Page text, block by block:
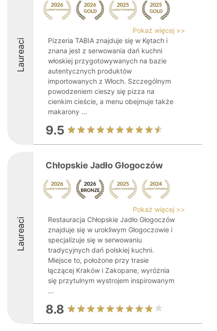
Laureaci
Pokaż więcej >>
Pizzeria TABIA znajduje się w Kętach i
znana jest z serwowania dań kuchni
włoskiej przygotowywanych na bazie
autentycznych produktów
importowanych z Włoch. Szczególnym
powodzeniem cieszy się pizza na
cienkim cieście, a menu obejmuje także
makarony ...
9.5
Laureaci
Chłopskie Jadło Głogoczów
Pokaż więcej >>
Restauracja Chłopskie Jadło Głogoczów
znajduje się w urokliwym Głogoczowie i
specjalizuje się w serwowaniu
tradycyjnych dań polskiej kuchni.
Miejsce to, położone przy trasie
łączącej Kraków i Zakopane, wyróżnia
się przytulnym wystrojem inspirowanym
...
8.8